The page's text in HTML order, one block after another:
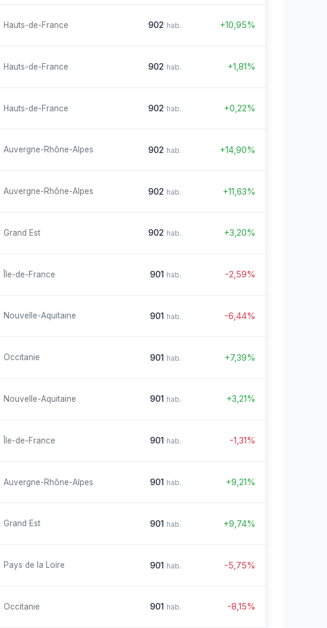
Hauts-de-France 902 hab. +10,95%
Hauts-de-France 902 hab. +1,81%
Hauts-de-France 902 hab. +0,22%
Auvergne-Rhône-Alpes 902 hab. +14,90%
Auvergne-Rhône-Alpes 902 hab. +11,63%
Grand Est 902 hab. +3,20%
Île-de-France 901 hab. -2,59%
Nouvelle-Aquitaine 901 hab. -6,44%
Occitanie 901 hab. +7,39%
Nouvelle-Aquitaine 901 hab. +3,21%
Île-de-France 901 hab. -1,31%
Auvergne-Rhône-Alpes 901 hab. +9,21%
Grand Est 901 hab. +9,74%
Pays de la Loire 901 hab. -5,75%
Occitanie 901 hab. -8,15%